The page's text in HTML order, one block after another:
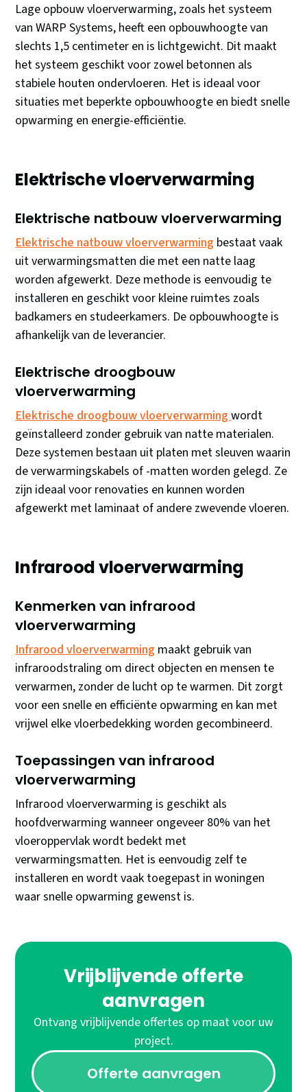
Lage opbouw vloerverwarming, zoals het systeem
van WARP Systems, heeft een opbouwhoogte van
slechts 1,5 centimeter en is lichtgewicht. Dit maakt
het systeem geschikt voor zowel betonnen als
stabiele houten ondervloeren. Het is ideaal voor
situaties met beperkte opbouwhoogte en biedt snelle
opwarming en energie-efficiëntie.
Elektrische vloerverwarming
Elektrische natbouw vloerverwarming
Elektrische natbouw vloerverwarming bestaat vaak
uit verwarmingsmatten die met een natte laag
worden afgewerkt. Deze methode is eenvoudig te
installeren en geschikt voor kleine ruimtes zoals
badkamers en studeerkamers. De opbouwhoogte is
afhankelijk van de leverancier.
Elektrische droogbouw
vloerverwarming
Elektrische droogbouw vloerverwarmingwordt
geïnstalleerd zonder gebruik van natte materialen.
Deze systemen bestaan uit platen met sleuven waarin
de verwarmingskabels of -matten worden gelegd. Ze
zijn ideaal voor renovaties en kunnen worden
afgewerkt met laminaat of andere zwevende vloeren.
Infrarood vloerverwarming
Kenmerken van infrarood
vloerverwarming
Infrarood vloerverwarming maakt gebruik van
infraroodstraling om direct objecten en mensen te
verwarmen, zonder de lucht op te warmen. Dit zorgt
voor een snelle en efficiënte opwarming en kan met
vrijwel elke vloerbedekking worden gecombineerd.
Toepassingen van infrarood
vloerverwarming
Infrarood vloerverwarming is geschikt als
hoofdverwarming wanneer ongeveer 80% van het
vloeroppervlak wordt bedekt met
verwarmingsmatten. Het is eenvoudig zelf te
installeren en wordt vaak toegepast in woningen
waar snelle opwarming gewenst is.
Vrijblijvende offerte
aanvragen
Ontvang vrijblijvende offertes op maat voor uw
project.
Offerte aanvragen